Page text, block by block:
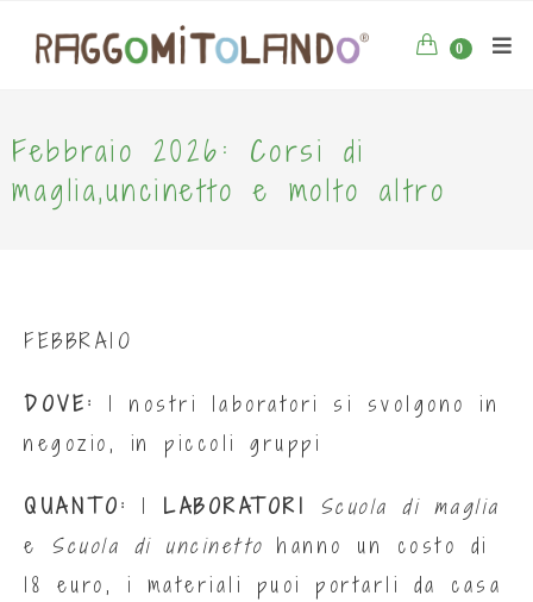
0
Febbraio 2026: Corsi di
maglia,uncinetto e molto altro
FEBBRAIO
DOVE:
I nostri laboratori si svolgono in
negozio, in piccoli gruppi
QUANTO: I LABORATORI
Scuola di maglia
e
Scuola di uncinetto hanno un costo di
18 euro, i materiali puoi portarli da casa